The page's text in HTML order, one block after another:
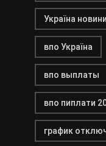
Україна новини
впо Україна
впо выплаты
впо пиплати
график